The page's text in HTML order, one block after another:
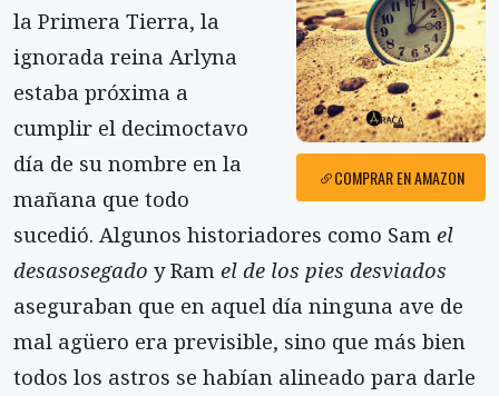
COMPRAR EN AMAZON
la Primera Tierra, la
ignorada reina Arlyna
estaba próxima a
cumplir el decimoctavo
día de su nombre en la
mañana que todo
sucedió. Algunos historiadores como Sam el
desasosegado y Ram el de los pies desviados
aseguraban que en aquel día ninguna ave de
mal agüero era previsible, sino que más bien
todos los astros se habían alineado para darle